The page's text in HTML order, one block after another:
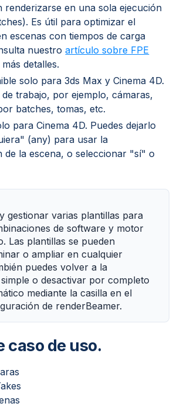
renderizarse en una sola ejecución
Es útil para optimizar el
escenas con tiempos de carga
nuestroartículo sobre FPE
detalles.
solo para 3ds Max y Cinema 4D.
trabajo, por ejemplo, cámaras,
batches, tomas, etc.
para Cinema 4D. Puedes dejarlo
(any) para usar la
de la escena, o seleccionar "sí" o
gestionar varias plantillas para
de software y motor
Las plantillas se pueden
o ampliar en cualquier
puedes volver a la
o desactivar por completo
mediante la casilla en el
de renderBeamer.
caso de uso.